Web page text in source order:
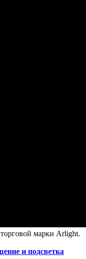
марки Arlight.
и подсветка